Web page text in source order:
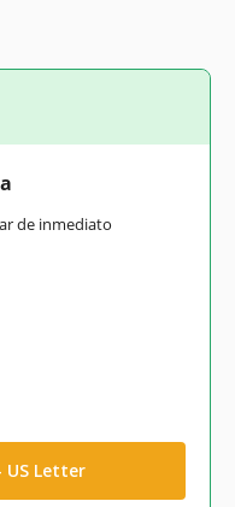
de inmediato
US Letter